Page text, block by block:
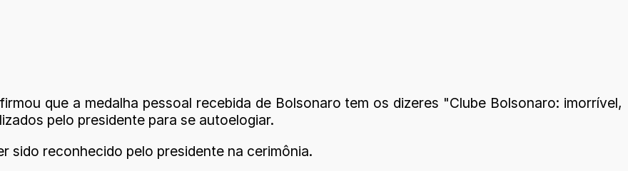
que a medalha pessoal recebida de Bolsonaro tem os dizeres "Clube Bolsonaro: imorrível,
pelo presidente para se autoelogiar.
sido reconhecido pelo presidente na cerimônia.